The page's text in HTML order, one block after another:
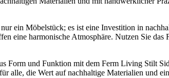
ein Möbelstück; es ist eine Investition in
eine harmonische Atmosphäre. Nutzen Sie
Form und Funktion mit dem Ferm Living Stilt
alle, die Wert auf nachhaltige Materialien und